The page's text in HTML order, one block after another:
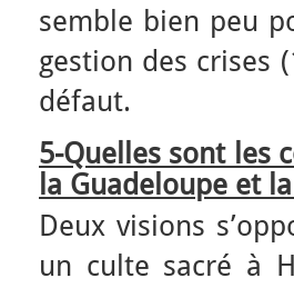
semble bien peu
gestion des crises
défaut.
5-Quelles sont les
la Guadeloupe et
Deux visions
un culte sacré à